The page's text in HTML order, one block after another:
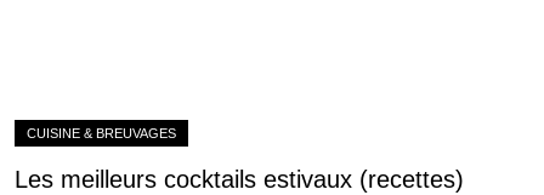
CUISINE & BREUVAGES
Les meilleurs cocktails estivaux (recettes)